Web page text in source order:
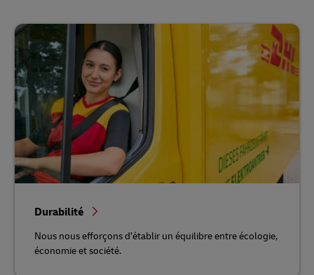
Durabilité
Nous nous efforçons d’établir un équilibre entre écologie,
économie et société.